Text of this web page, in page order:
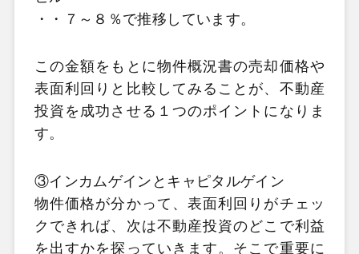
・・７～８％で推移しています。
この金額をもとに物件概況書の売却価格や
表面利回りと比較してみることが、不動産
投資を成功させる１つのポイントになりま
す。
③インカムゲインとキャピタルゲイン
物件価格が分かって、表面利回りがチェッ
クできれば、次は不動産投資のどこで利益
を出すかを探っていきます。そこで重要に